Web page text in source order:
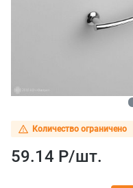
Количество ограничено
59.14 Р/шт.